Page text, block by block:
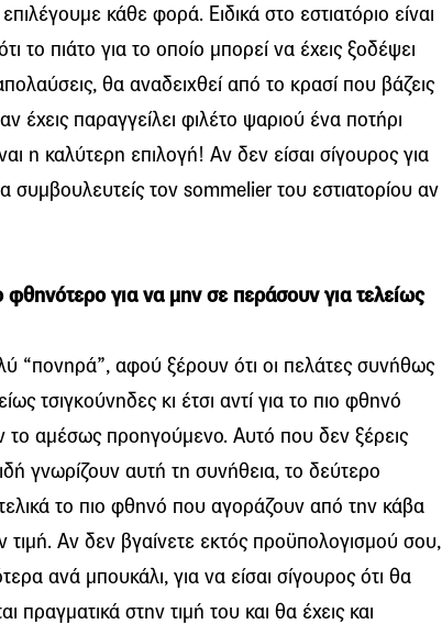
κάθε φορά. Ειδικά στο εστιατόριο είναι
το πιάτο για το οποίο μπορεί να έχεις ξοδέψει
θα αναδειχθεί από το κρασί που βάζεις
έχεις παραγγείλει φιλέτο ψαριού ένα ποτήρι
η καλύτερη επιλογή! Αν δεν είσαι σίγουρος για
συμβουλευτείς τον sommelier του εστιατορίου αν
φθηνότερο για να μην σε περάσουν για τελείως
“πονηρά”, αφού ξέρουν ότι οι πελάτες συνήθως
τσιγκούνηδες κι έτσι αντί για το πιο φθηνό
το αμέσως προηγούμενο. Αυτό που δεν ξέρεις
γνωρίζουν αυτή τη συνήθεια, το δεύτερο
το πιο φθηνό που αγοράζουν από την κάβα
τιμή. Αν δεν βγαίνετε εκτός προϋπολογισμού σου,
ανά μπουκάλι, για να είσαι σίγουρος ότι θα
πραγματικά στην τιμή του και θα έχεις και